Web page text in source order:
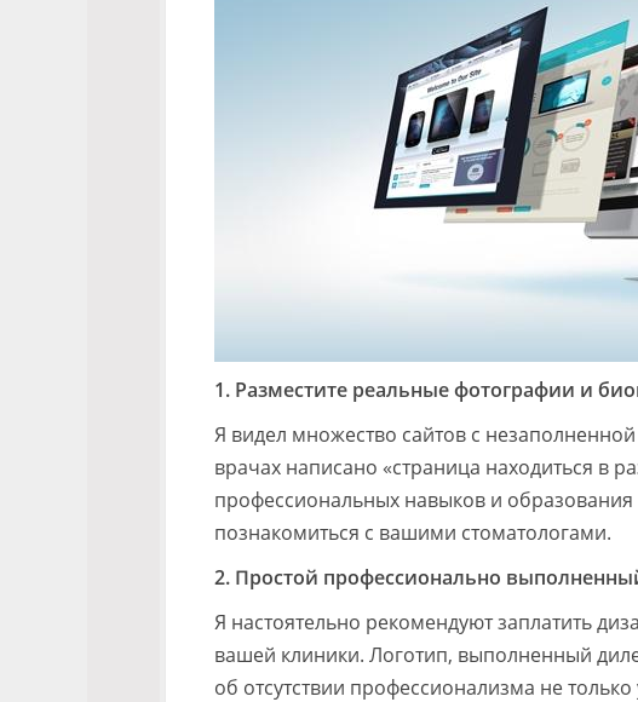
1. Разместите реальные фотографии и
Я видел множество сайтов с
врачах написано «страница находиться в
профессиональных навыков и
познакомиться с вашими стоматологами.
2. Простой профессионально
Я настоятельно рекомендуют заплатить
вашей клиники. Логотип, выполненный
об отсутствии профессионализма не